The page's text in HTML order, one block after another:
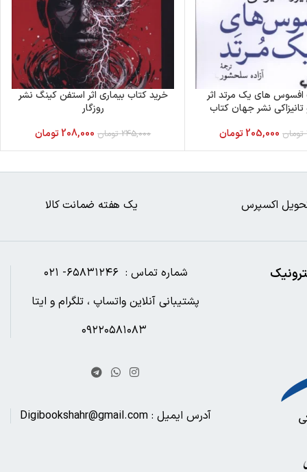
افسوس های یک مرتد اثر
نشر جهان کتاب
تومان 205,000تومان
خرید کتاب بیماری اثر استفن کینگ نشر
روزگار
245,000 تومان 208,000تومان
اکسپرس یک هفته ضمانت کالا
شماره تماس : ۶۵۸۳۱۲۴۶- ۰۲۱
پشتیبانی آنلاین واتساپ ، تلگرام و ایتا
آدرس ایمیل : Digibookshahr@gmail.com